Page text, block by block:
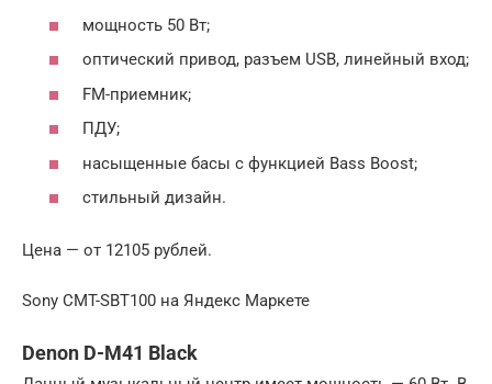
мощность 50 Вт;
оптический привод, разъем USB, линейный вход;
FM-приемник;
ПДУ;
насыщенные басы с функцией Bass Boost;
стильный дизайн.
Цена — от 12105 рублей.
Sony CMT-SBT100 на Яндекс Маркете
Denon D-M41 Black